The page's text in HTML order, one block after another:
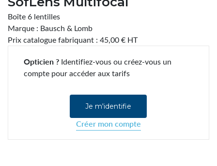
Boîte 6 lentilles
Marque : Bausch & Lomb
Prix catalogue fabriquant : 45,00 € HT
Opticien ? Identifiez-vous ou créez-vous un
compte pour accéder aux tarifs
Je m'identifie
Créer mon compte